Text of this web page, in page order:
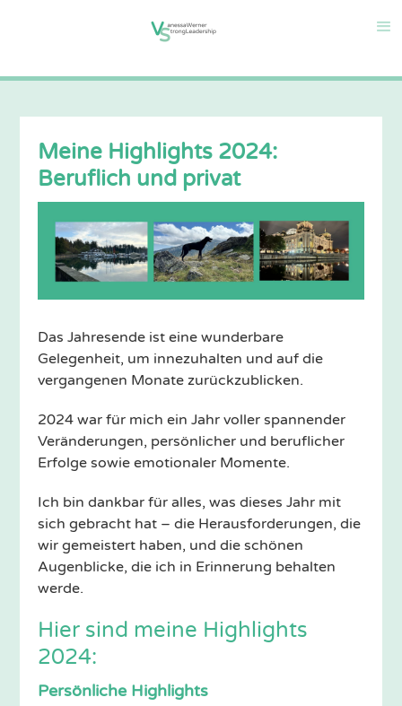
Meine Highlights 2024:
Beruflich und privat
Das Jahresende ist eine wunderbare
Gelegenheit, um innezuhalten und auf die
vergangenen Monate zurückzublicken.
2024 war für mich ein Jahr voller spannender
Veränderungen, persönlicher und beruflicher
Erfolge sowie emotionaler Momente.
Ich bin dankbar für alles, was dieses Jahr mit
sich gebracht hat – die Herausforderungen, die
wir gemeistert haben, und die schönen
Augenblicke, die ich in Erinnerung behalten
werde.
Hier sind meine Highlights
2024:
Persönliche Highlights